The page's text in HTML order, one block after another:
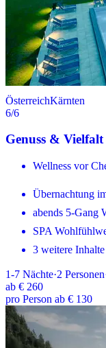
ÖsterreichKärnten
6/6
Genuss &
Wellness vor
Übernachtung
abends 5-Gang
SPA
3 weitere Inhalte
1-7 Nächte·2 Personen
ab € 260
pro Person ab € 130